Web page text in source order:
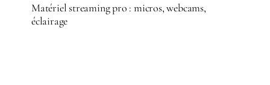
Matériel streaming pro : micros, webcams,
éclairage